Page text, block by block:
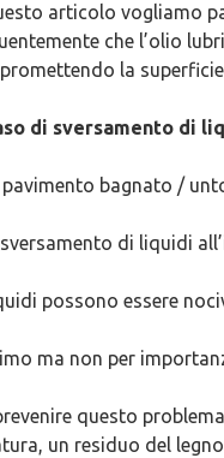
articolo vogliamo
che l’olio
la
di sversamento di
pavimento bagnato /
di liquidi
possono essere
ma non per
questo
un residuo del